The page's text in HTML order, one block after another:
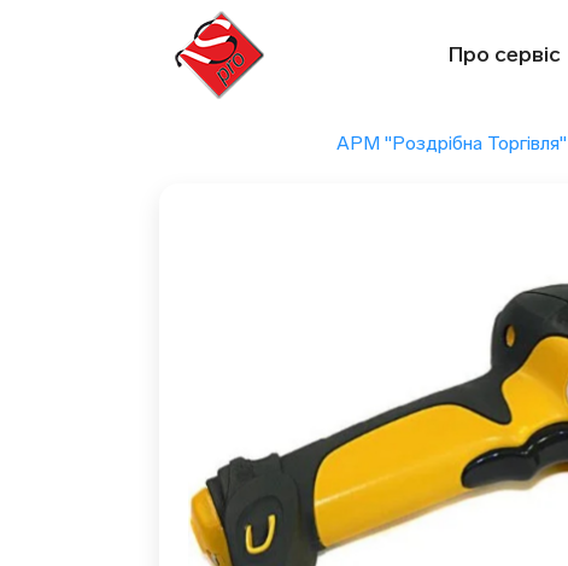
Про сервіс
АРМ "Роздрібна Торгівля"